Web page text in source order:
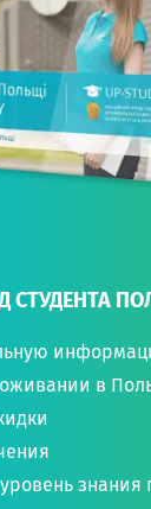
СТУДЕНТА
в
знания